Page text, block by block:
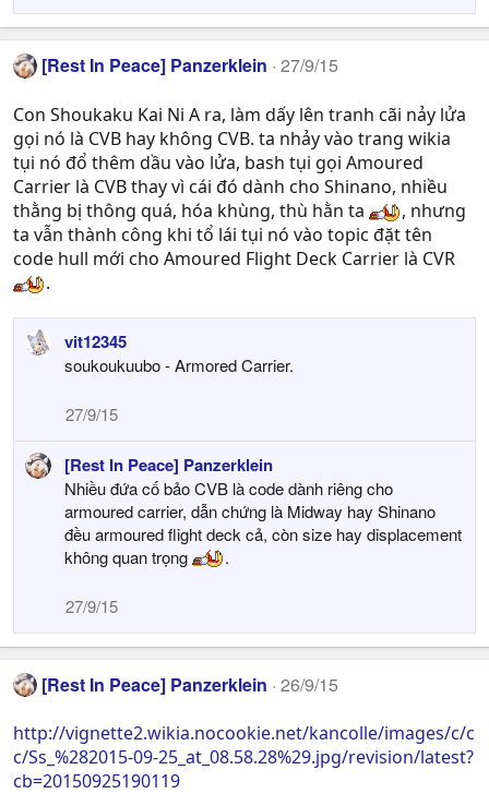
[Rest In Peace] Panzerklein 27/9/15
Con Shoukaku Kai Ni A ra, làm dấy lên tranh cãi nảy lửa
gọi nó là CVB hay không CVB. ta nhảy vào trang wikia
tụi nó đổ thêm dầu vào lửa, bash tụi gọi Amoured
Carrier là CVB thay vì cái đó dành cho Shinano, nhiều
thằng bị thông quá, hóa khùng, thù hằn ta
, nhưng
ta vẫn thành công khi tổ lái tụi nó vào topic đặt tên
code hull mới cho Amoured Flight Deck Carrier là CVR
.
vit12345
soukoukuubo - Armored Carrier.
27/9/15
[Rest In Peace] Panzerklein
Nhiều đứa cố bảo CVB là code dành riêng cho
armoured carrier, dẫn chứng là Midway hay Shinano
đều armoured flight deck cả, còn size hay displacement
không quan trọng
.
27/9/15
[Rest In Peace] Panzerklein 26/9/15
http://vignette2.wikia.nocookie.net/kancolle/images/c/c
c/Ss_%282015-09-25_at_08.58.28%29.jpg/revision/latest?
cb=20150925190119